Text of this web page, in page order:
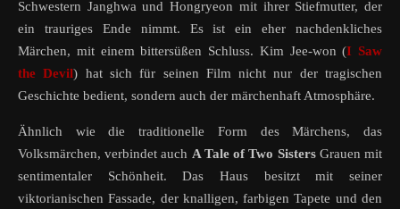
Schwestern Janghwa und Hongryeon mit ihrer Stiefmutter, der
ein trauriges Ende nimmt. Es ist ein eher nachdenkliches
Märchen, mit einem bittersüßen Schluss. Kim Jee-won (I Saw
the Devil) hat sich für seinen Film nicht nur der tragischen
Geschichte bedient, sondern auch der märchenhaft Atmosphäre.
Ähnlich wie die traditionelle Form des Märchens, das
Volksmärchen, verbindet auch A Tale of Two SistersGrauen mit
sentimentaler Schönheit. Das Haus besitzt mit seiner
viktorianischen Fassade, der knalligen, farbigen Tapete und den